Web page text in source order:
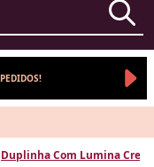
PEDIDOS!
Duplinha Com Lumina